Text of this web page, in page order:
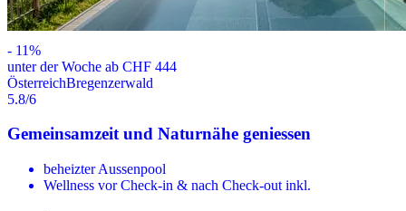
- 11%
unter der Woche ab CHF 444
ÖsterreichBregenzerwald
5.8/6
Gemeinsamzeit und Naturnähe geniessen
beheizter Aussenpool
Wellness vor Check-in & nach Check-out inkl.